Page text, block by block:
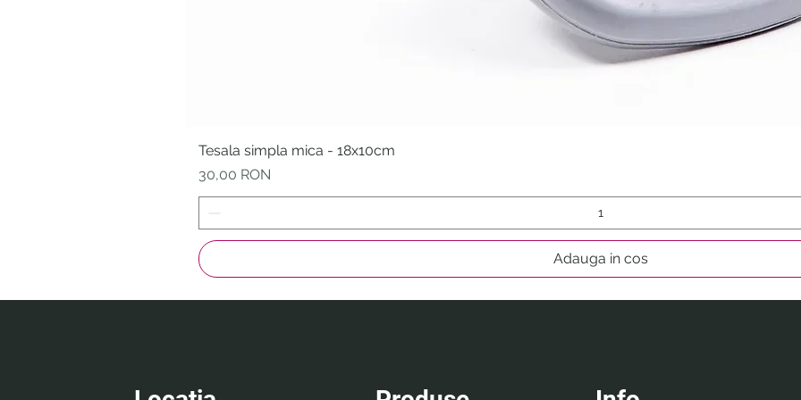
Tesala simpla mica - 18x10cm
Preț
30,00 RON
Adauga in cos